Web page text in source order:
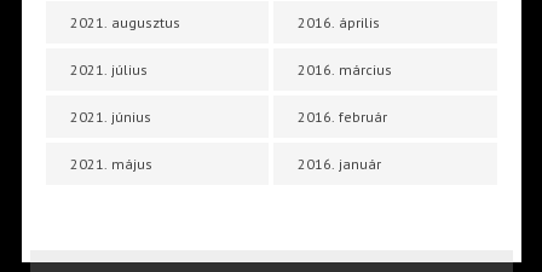
2021. augusztus
2021. július
2021. június
2021. május
2016. április
2016. március
2016. február
2016. január